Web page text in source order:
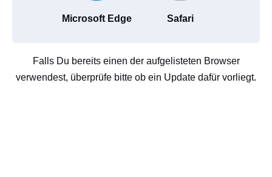
Microsoft Edge Safari
Falls Du bereits einen der aufgelisteten Browser
verwendest, überprüfe bitte ob ein Update dafür vorliegt.